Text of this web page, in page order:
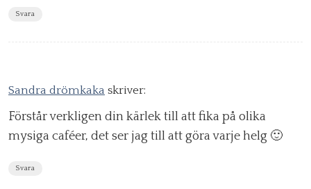
Svara
Sandra drömkaka skriver:
Förstår verkligen din kärlek till att fika på olika
mysiga caféer, det ser jag till att göra varje helg 🙂
Svara